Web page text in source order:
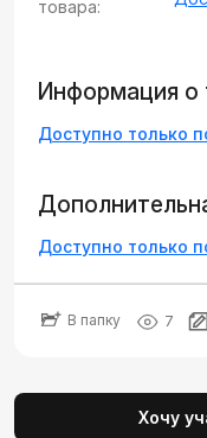
товара:
Информация о
Доступно только
Доступно только
В папку 7
Хочу